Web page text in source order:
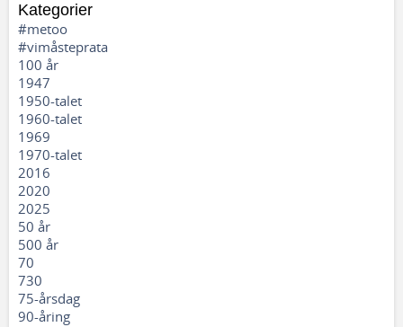
Kategorier
#metoo
#vimåsteprata
100 år
1947
1950-talet
1960-talet
1969
1970-talet
2016
2020
2025
50 år
500 år
70
730
75-årsdag
90-åring